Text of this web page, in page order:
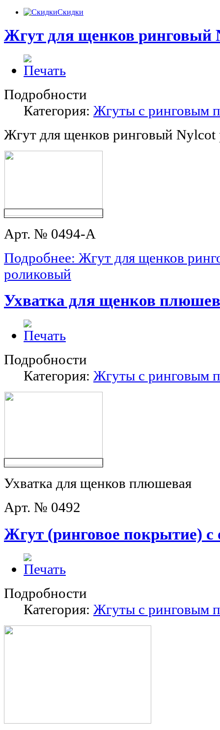
Скидки
Жгут для щенков ринговый
Подробности
Категория: Жгуты с ринговым
Жгут для щенков ринговый Nylcot
Арт. № 0494-A
Подробнее: Жгут для щенков
роликовый
Ухватка для щенков
Подробности
Категория: Жгуты с ринговым
Ухватка для щенков плюшевая
Арт. № 0492
Жгут (ринговое покрытие) с
Подробности
Категория: Жгуты с ринговым